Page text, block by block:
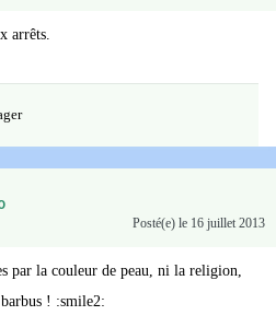
arrêts.
Posté(e) le 16 juillet 2013
par la couleur de peau, ni la religion,
! :smile2: